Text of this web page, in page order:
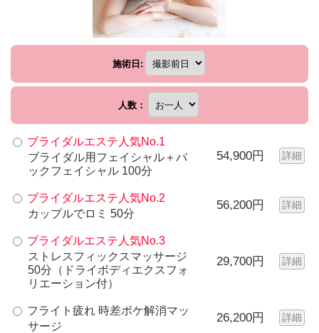
施術日:
人数：
ブライダルエステ人気No.1
ブライダル用フェイシャル＋バ
ックフェイシャル 100分
54,900円 詳細
ブライダルエステ人気No.2
カップルでロミ 50分
56,200円 詳細
ブライダルエステ人気No.3
ストレスフィックスマッサージ
50分（ドライボディエクスフォ
リエーション付）
29,700円 詳細
フライト疲れ 時差ボケ解消マッ
サージ
26,200円 詳細